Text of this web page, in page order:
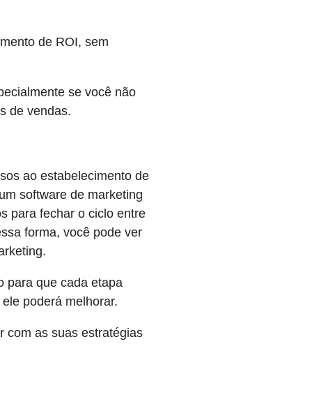
de ROI, sem
se você não
de vendas.
ao estabelecimento de
software de marketing
para fechar o ciclo entre
forma, você pode ver
para que cada etapa
poderá melhorar.
com as suas estratégias